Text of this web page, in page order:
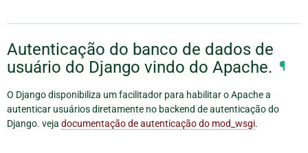
Autenticação do banco de dados de
usuário do Django vindo do Apache. ¶
O Django disponibiliza um facilitador para habilitar o Apache a
autenticar usuários diretamente no backend de autenticação do
Django. veja documentação de autenticação do mod_wsgi.